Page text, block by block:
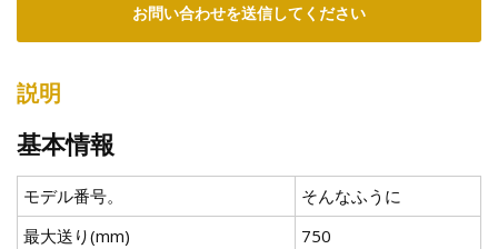
お問い合わせを送信してください
説明
基本情報
モデル番号。
そんなふうに
最大送り(mm)
750